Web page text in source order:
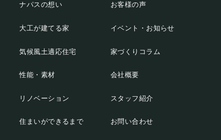
ナパスの想い
大工が建てる家
気候風土適応住宅
性能・素材
リノベーション
住まいができるまで
お客様の声
イベント・お知らせ
家づくりコラム
会社概要
スタッフ紹介
お問い合わせ